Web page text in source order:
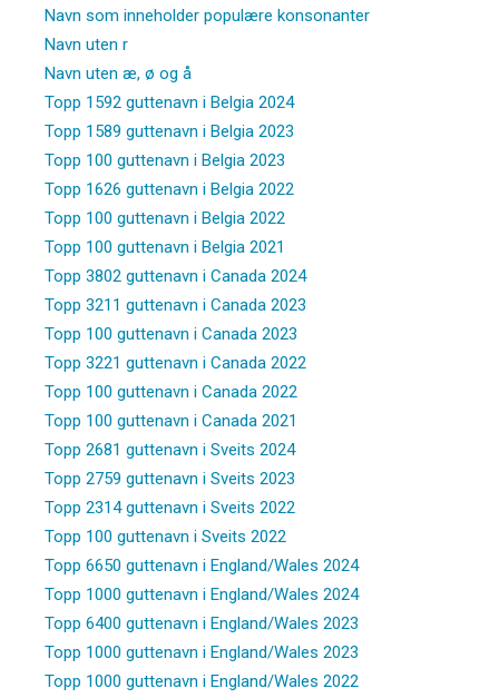
Navn som inneholder populære konsonanter
Navn uten r
Navn uten æ, ø og å
Topp 1592 guttenavn i Belgia 2024
Topp 1589 guttenavn i Belgia 2023
Topp 100 guttenavn i Belgia 2023
Topp 1626 guttenavn i Belgia 2022
Topp 100 guttenavn i Belgia 2022
Topp 100 guttenavn i Belgia 2021
Topp 3802 guttenavn i Canada 2024
Topp 3211 guttenavn i Canada 2023
Topp 100 guttenavn i Canada 2023
Topp 3221 guttenavn i Canada 2022
Topp 100 guttenavn i Canada 2022
Topp 100 guttenavn i Canada 2021
Topp 2681 guttenavn i Sveits 2024
Topp 2759 guttenavn i Sveits 2023
Topp 2314 guttenavn i Sveits 2022
Topp 100 guttenavn i Sveits 2022
Topp 6650 guttenavn i England/Wales 2024
Topp 1000 guttenavn i England/Wales 2024
Topp 6400 guttenavn i England/Wales 2023
Topp 1000 guttenavn i England/Wales 2023
Topp 1000 guttenavn i England/Wales 2022